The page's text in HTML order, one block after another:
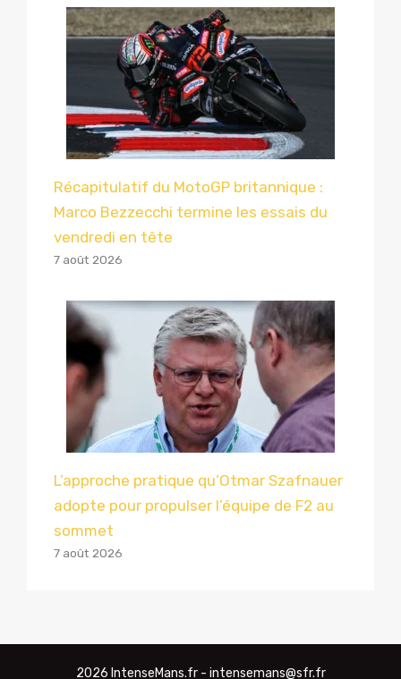
Récapitulatif du MotoGP britannique :
Marco Bezzecchi termine les essais du
vendredi en tête
7 août 2026
L’approche pratique qu’Otmar Szafnauer
adopte pour propulser l’équipe de F2 au
sommet
7 août 2026
2026 IntenseMans.fr - intensemans@sfr.fr